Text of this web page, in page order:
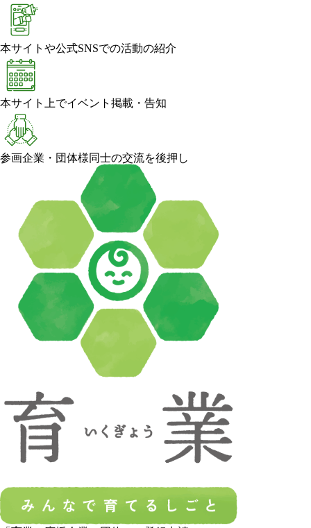
本サイトや公式SNSでの活動の紹介
本サイト上でイベント掲載・告知
参画企業・団体様同士の交流を後押し